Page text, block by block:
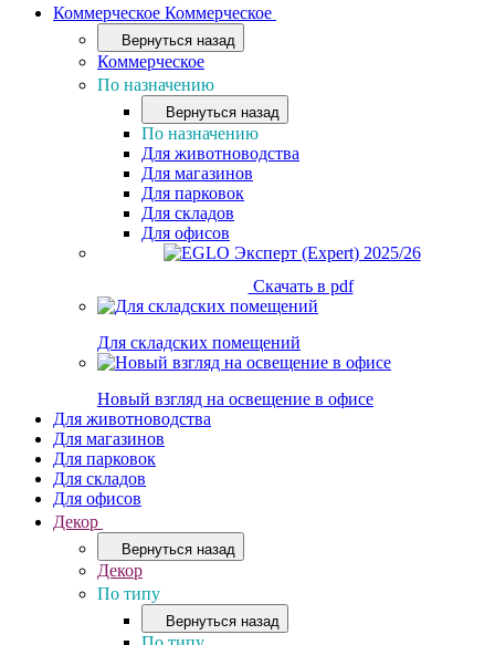
Коммерческое Коммерческое
Вернуться назад
Коммерческое
По назначению
Вернуться назад
По назначению
Для животноводства
Для магазинов
Для парковок
Для складов
Для офисов
Скачать в pdf
Для складских помещений
Новый взгляд на освещение в офисе
Для животноводства
Для магазинов
Для парковок
Для складов
Для офисов
Декор
Вернуться назад
Декор
По типу
Вернуться назад